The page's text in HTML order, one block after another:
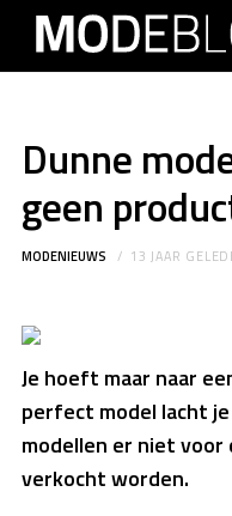
Dunne
geen
MODENIEUWS 13 JAAR
Je hoeft maar naar
perfect model lacht
modellen er niet
verkocht worden.